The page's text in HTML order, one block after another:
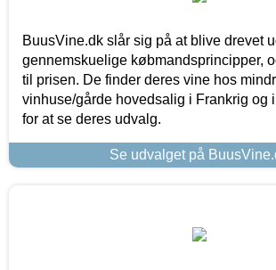
BuusVine.dk slår sig på at blive drevet
gennemskuelige købmandsprincipper,
til prisen. De finder deres vine hos
vinhuse/gårde hovedsalig i Frankrig og
for at se deres udvalg.
Se udvalget på